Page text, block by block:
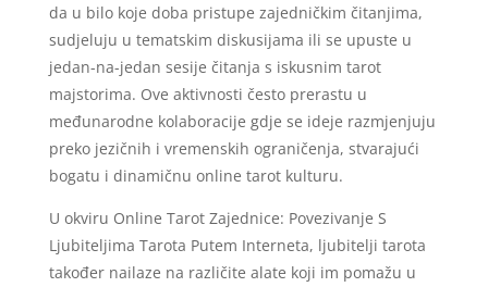
da u bilo koje doba pristupe zajedničkim čitanjima,
sudjeluju u tematskim diskusijama ili se upuste u
jedan-na-jedan sesije čitanja s iskusnim tarot
majstorima. Ove aktivnosti često prerastu u
međunarodne kolaboracije gdje se ideje razmjenjuju
preko jezičnih i vremenskih ograničenja, stvarajući
bogatu i dinamičnu online tarot kulturu.
U okviru Online Tarot Zajednice: Povezivanje S
Ljubiteljima Tarota Putem Interneta, ljubitelji tarota
također nailaze na različite alate koji im pomažu u